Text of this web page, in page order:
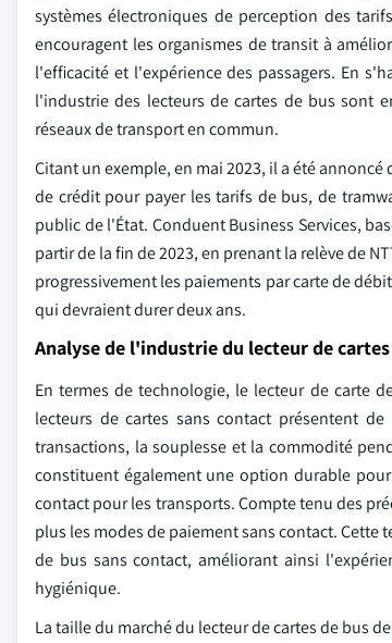
systèmes électroniques de perception des
encouragent les organismes de transit à
l'efficacité et l'expérience des passagers. En
l'industrie des lecteurs de cartes de bus sont
réseaux de transport en commun.
Citant un exemple, en mai 2023, il a été
de crédit pour payer les tarifs de bus, de
public de l'État. Conduent Business Services,
partir de la fin de 2023, en prenant la relève de
progressivement les paiements par carte de
qui devraient durer deux ans.
Analyse de l'industrie du lecteur de
En termes de technologie, le lecteur de carte
lecteurs de cartes sans contact présentent
transactions, la souplesse et la commodité
constituent également une option durable
contact pour les transports. Compte tenu des
plus les modes de paiement sans contact. Cette
de bus sans contact, améliorant ainsi
hygiénique.
La taille du marché du lecteur de cartes de bus